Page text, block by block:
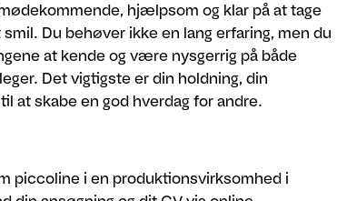
hjælpsom og klar på at tage
Du behøver ikke en lang erfaring, men du
at kende og være nysgerrig på både
Det vigtigste er din holdning, din
at skabe en god hverdag for andre.
piccoline i en produktionsvirksomhed i